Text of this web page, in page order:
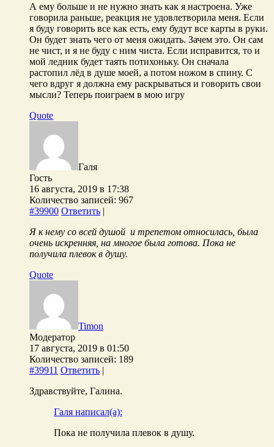
А ему больше и не нужно знать как я настроена. Уже
говорила раньше, реакция не удовлетворила меня. Если
я буду говорить все как есть, ему будут все карты в руки.
Он будет знать чего от меня ожидать. Зачем это. Он сам
не чист, и я не буду с ним чиста. Если исправится, то и
мой ледник будет таять потихоньку. Он сначала
растопил лёд в душе моей, а потом ножом в спину. С
чего вдруг я должна ему раскрываться и говорить свои
мысли? Теперь поиграем в мою игру
Quote
Галя
Гость
16 августа, 2019 в 17:38
Количество записей: 967
#39900 Ответить |
Я к нему со всей душой и трепетом относилась, была
очень искренняя, на многое была готова. Пока не
получила плевок в душу.
Quote
Timon
Модератор
17 августа, 2019 в 01:50
Количество записей: 189
#39911 Ответить |
Здравствуйте, Галина.
Галя написал(а):
Пока не получила плевок в душу.